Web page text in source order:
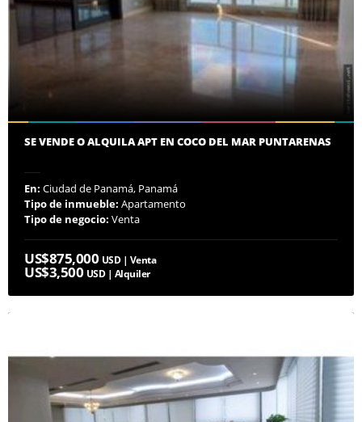
SE VENDE O ALQUILA APT EN COCO DEL MAR PUNTARENAS
En: Ciudad de Panamá, Panamá
Tipo de inmueble: Apartamento
Tipo de negocio: Venta
US$875,000 USD | Venta
US$3,500 USD | Alquiler